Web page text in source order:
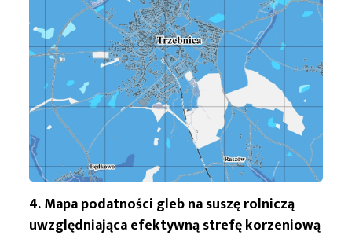
4. Mapa podatności gleb na suszę rolniczą
uwzględniająca efektywną strefę korzeniową